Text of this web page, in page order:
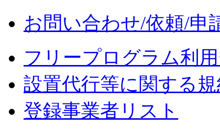
お問い合わせ/依頼/申
フリープログラム利
設置代行等に関する
登録事業者リスト